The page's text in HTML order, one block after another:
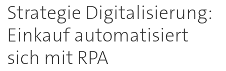
Strategie Digitalisierung:
Einkauf automatisiert
sich mit RPA